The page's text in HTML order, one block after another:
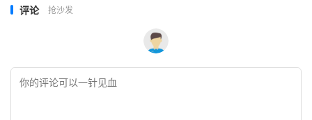
评论 抢沙发